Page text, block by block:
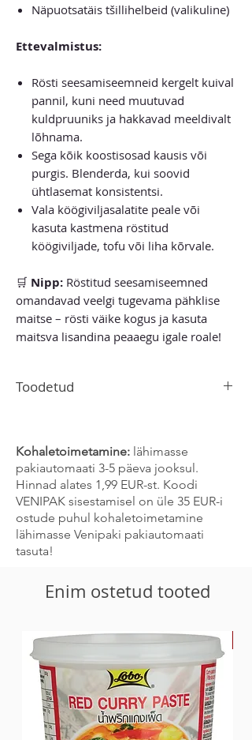
Näpuotsatäis tšillihelbeid (valikuline)
Ettevalmistus:
Rösti seesamiseemneid kergelt kuival
pannil, kuni need muutuvad
kuldpruuniks ja hakkavad meeldivalt
lõhnama.
Sega kõik koostisosad kausis või
purgis. Blenderda, kui soovid
ühtlasemat konsistentsi.
Vala köögiviljasalatite peale või
kasuta kastmena röstitud
köögiviljade, tofu või liha kõrvale.
🛒 Nipp: Röstitud seesamiseemned
omandavad veelgi tugevama pähklise
maitse – rösti väike kogus ja kasuta
maitsva lisandina peaaegu igale roale!
Toodetud
Kohaletoimetamine: lähimasse
pakiautomaati 3-5 päeva jooksul.
Hinnad alates 1,99 EUR-st. Koodi
VENIPAK sisestamisel on üle 35 EUR-i
ostude puhul kohaletoimetamine
lähimasse Venipaki pakiautomaati
tasuta!
Enim ostetud tooted